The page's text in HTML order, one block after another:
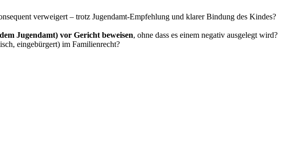
verweigert – trotz Jugendamt-Empfehlung und klarer Bindung des Kindes?
Jugendamt) vor Gericht beweisen, ohne dass es einem negativ ausgelegt wird?
eingebürgert) im Familienrecht?